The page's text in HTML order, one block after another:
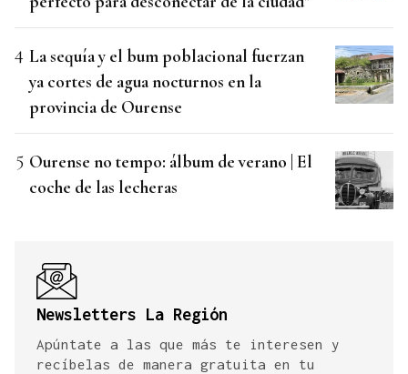
La sequía y el bum poblacional fuerzan
ya cortes de agua nocturnos en la
provincia de Ourense
Ourense no tempo: álbum de verano | El
coche de las lecheras
Newsletters La Región
Apúntate a las que más te interesen y
recíbelas de manera gratuita en tu